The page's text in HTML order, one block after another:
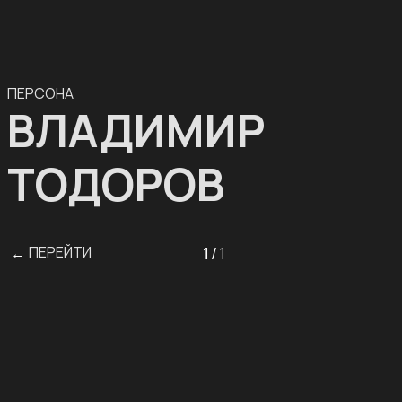
ПЕРСОНА
ВЛАДИМИР
ТОДОРОВ
← ПЕРЕЙТИ 1 /1